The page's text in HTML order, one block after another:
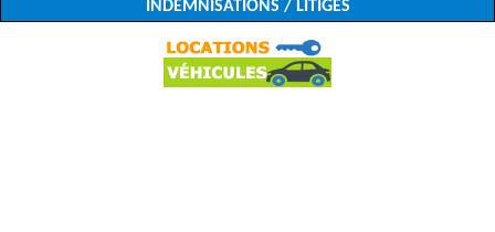
INDEMNISATIONS / LITIGES